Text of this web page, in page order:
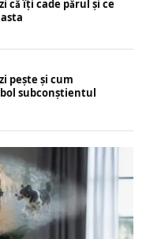
că îți cade părul și ce
pește și cum
subconștientul